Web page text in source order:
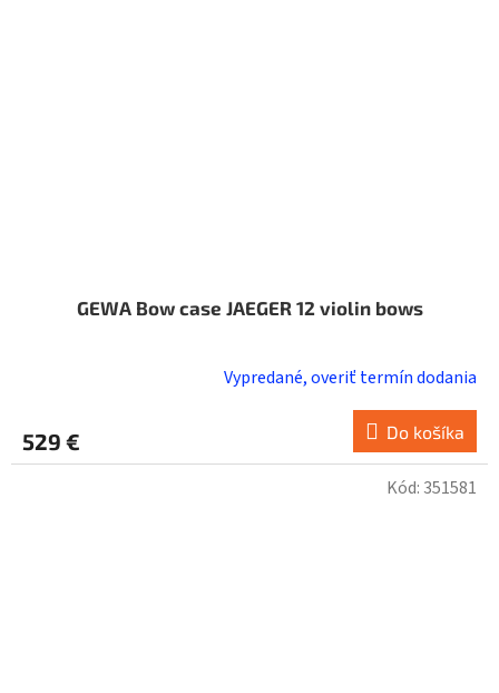
GEWA Bow case JAEGER 12 violin bows
Vypredané, overiť termín dodania
529 € Do košíka
Kód: 351581